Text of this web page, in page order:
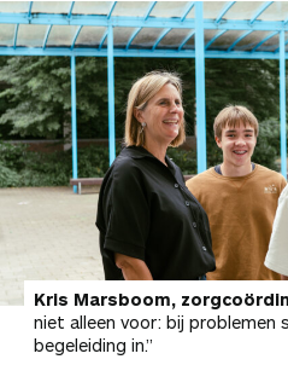
Kris Marsboom,
niet alleen voor: bij problemen
begeleiding in.”